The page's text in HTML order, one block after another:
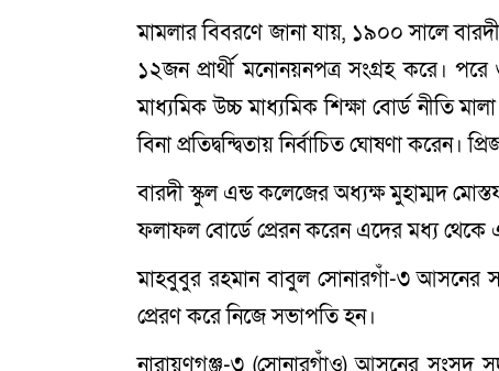
মামলার বিবরণে জানা যায়, ১৯০০ সালে
১২জন প্রার্থী মনোনয়নপত্র সংগ্রহ করে। পরে
মাধ্যমিক উচ্চ মাধ্যমিক শিক্ষা বোর্ড নীতি
বিনা প্রতিদ্বন্দ্বিতায় নির্বাচিত ঘোষণা
বারদী স্কুল এন্ড কলেজের অধ্যক্ষ মুহাম্মদ
ফলাফল বোর্ডে প্রেরন করেন এদের মধ্য
মাহবুবুর রহমান বাবুল সোনারগাঁ-৩ আসনের
প্রেরণ করে নিজে সভাপতি হন।